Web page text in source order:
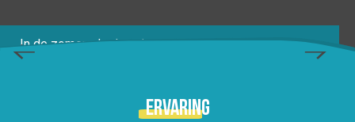
In de zomer, als de school uit is en papa en mama nog
omgeving is...
Ervaring